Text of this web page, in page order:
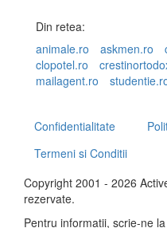
Din retea:
animale.ro
askmen.ro
clopotel.ro
mailagent.ro
Confidentialitate
Termeni si Conditii
Copyright 2001 - 2026
rezervate.
Pentru informatii, scrie-ne la